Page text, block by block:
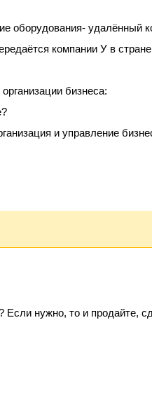
оборудования- удалённый
компании У в
бизнеса:
и управление
нужно, то и продайте,